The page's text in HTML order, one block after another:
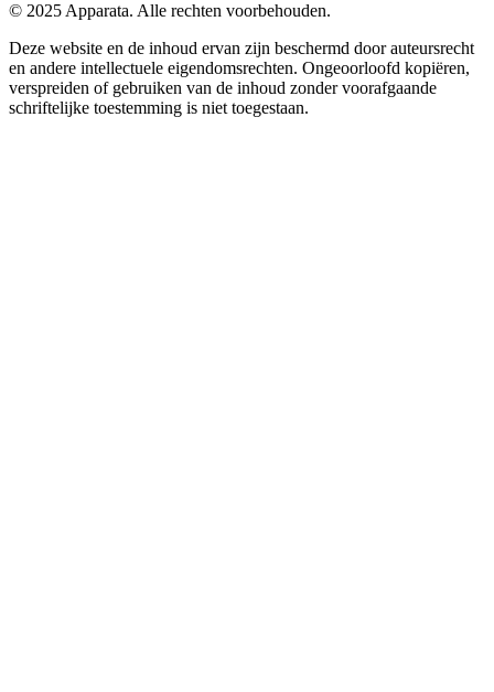
© 2025 Apparata. Alle rechten voorbehouden.
Deze website en de inhoud ervan zijn beschermd door auteursrecht
en andere intellectuele eigendomsrechten. Ongeoorloofd kopiëren,
verspreiden of gebruiken van de inhoud zonder voorafgaande
schriftelijke toestemming is niet toegestaan.